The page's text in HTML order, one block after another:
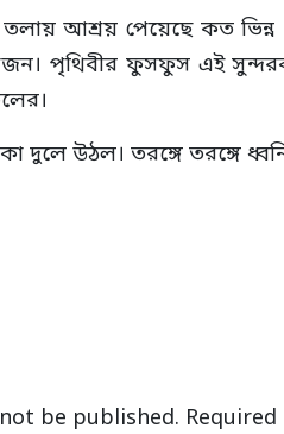
তলায় আশ্রয় পেয়েছে কত
পৃথিবীর ফুসফুস এই
দুলে উঠল। তরঙ্গে তরঙ্গে
be published.